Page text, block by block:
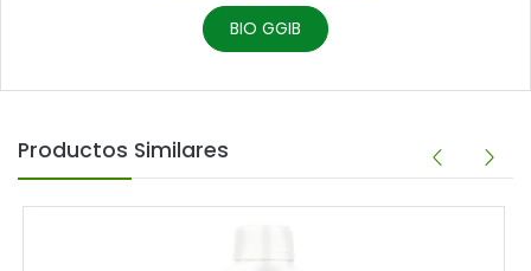
BIO GGIB
Productos Similares